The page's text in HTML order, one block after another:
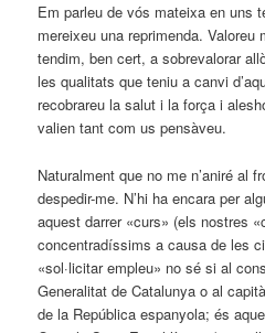
Em parleu de vós mateixa en uns
mereixeu una reprimenda.
tendim, ben cert, a sobrevalorar
les qualitats que teniu a canvi
recobrareu la salut i la força i
valien tant com us pensàveu.
Naturalment que no me n’aniré al
despedir-me. N’hi ha encara per
aquest darrer «curs» (els nostres
concentradíssims a causa de les
«sol·licitar empleu» no sé si al
Generalitat de Catalunya o al
de la República espanyola; és